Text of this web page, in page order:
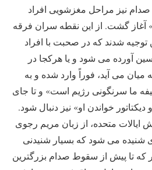
نیز مراحل مغزشویی افراد
آغاز گشت. از این نقطه سران فرقه
توجیه شدند که در صحبت با افراد
آورده می شود و یا هرکجا در
می آید، فوراً وارد شده و به
ما سرنگونی رژیم است» و تا جای
خواندن او» نیز دنبال شود.
ایالات متحده، از زبان مریم رجوی
شنیده می شود که بسیار شنیدنی
که تا پیش از سقوط صدام بزرگترین